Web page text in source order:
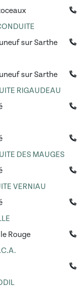
sur Sarthe
sur Sarthe
RIGAUDEAU
DES MAUGES
VERNIAU
Rouge